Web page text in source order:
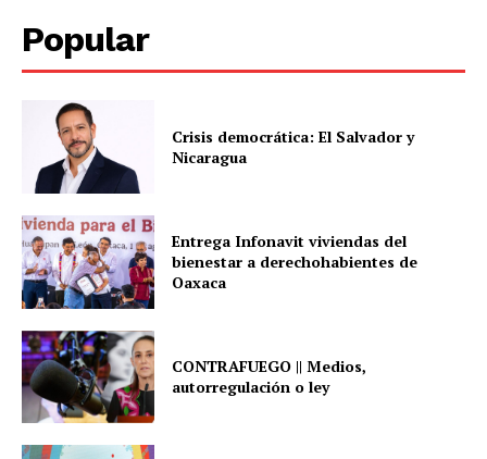
Popular
Crisis democrática: El Salvador y
Nicaragua
Entrega Infonavit viviendas del
bienestar a derechohabientes de
Oaxaca
CONTRAFUEGO || Medios,
autorregulación o ley